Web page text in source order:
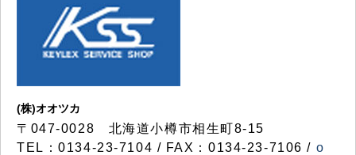
(株)オオツカ
〒047-0028 北海道小樽市相生町8-15
TEL：0134-23-7104 / FAX：0134-23-7106 / o